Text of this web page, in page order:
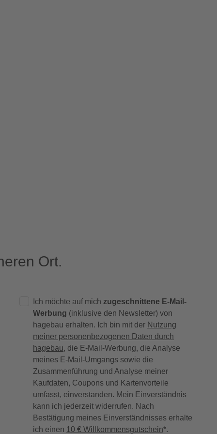
Ort.
Ich möchte auf mich zugeschnittene E-Mail-
Werbung (inklusive den Newsletter) von
hagebau erhalten. Ich bin mit der Nutzung
meiner personenbezogenen Daten durch
hagebau, die E-Mail-Werbung, die Analyse
meines E-Mail-Umgangs sowie die
Zusammenführung und Analyse meiner
Kaufdaten, Coupons und Kartenvorteile
umfasst, einverstanden. Mein Einverständnis
kann ich jederzeit widerrufen. Nach
Bestätigung meines Einverständnisses erhalte
ich einen 10 € Willkommensgutschein*.